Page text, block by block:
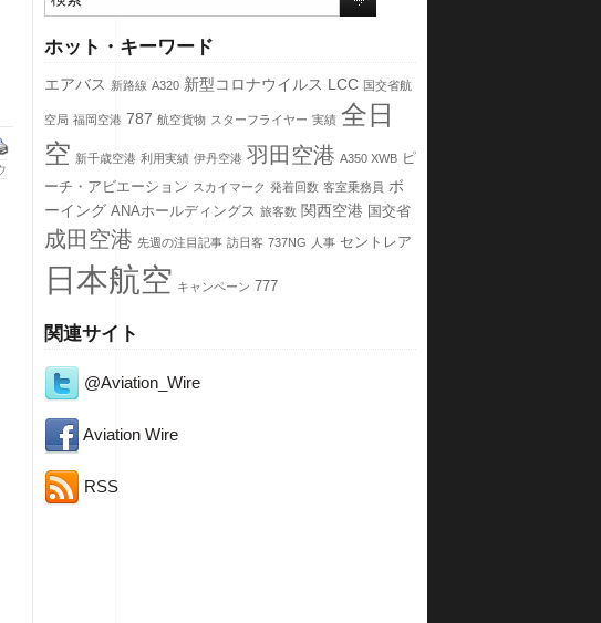
ホット・キーワード
エアバス 新路線 A320 新型コロナウイルス LCC 国交省航
空局 福岡空港 787 航空貨物 スターフライヤー 実績 全日
空 新千歳空港 利用実績 伊丹空港 羽田空港 A350 XWB ピ
ーチ・アビエーション スカイマーク 発着回数 客室乗務員 ボ
ーイング ANAホールディングス 旅客数 関西空港 国交省
成田空港 先週の注目記事 訪日客 737NG 人事 セントレア
日本航空 キャンペーン 777
関連サイト
@Aviation_Wire
Aviation Wire
RSS